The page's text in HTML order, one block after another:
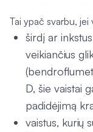
Tai ypač svarbu, jei
širdį ar
veikiančius
D, šie vaistai
padidėjimą
vaistus, kurių